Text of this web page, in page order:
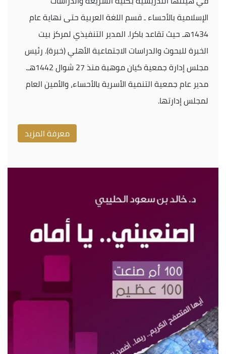
الإسلامية بالأحساء ـ قسم اللغة العربية حتى نهاية عام
1434هـ حيث تقاعد باكرا. المدير التنفيذي لمركز بيت
الخبرة للبحوث والدراسات الاجتماعية الأهلي (خبرة). رئيس
مجلس إدارة جمعية كيان موهبة منذ 27 شوال 1442هـ.
مدير عام جمعية التنمية الأسرية بالأحساء، والأمين العام
لمجلس إدارتها.
معرفة المزيد